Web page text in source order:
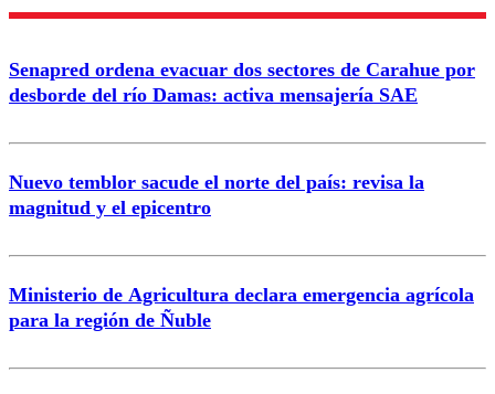
Correo
Senapred ordena evacuar dos sectores de Carahue por
desborde del río Damas: activa mensajería SAE
Nuevo temblor sacude el norte del país: revisa la
magnitud y el epicentro
Ministerio de Agricultura declara emergencia agrícola
para la región de Ñuble